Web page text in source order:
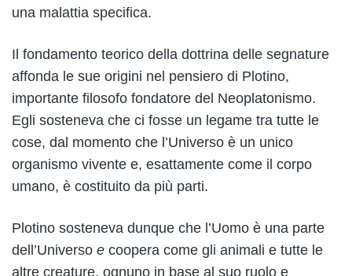
una malattia specifica.
Il fondamento teorico della dottrina delle segnature
affonda le sue origini nel pensiero di Plotino,
importante filosofo fondatore del Neoplatonismo.
Egli sosteneva che ci fosse un legame tra tutte le
cose, dal momento che l’Universo è un unico
organismo vivente e, esattamente come il corpo
umano, è costituito da più parti.
Plotino sosteneva dunque che l’Uomo è una parte
dell’Universo e coopera come gli animali e tutte le
altre creature, ognuno in base al suo ruolo e